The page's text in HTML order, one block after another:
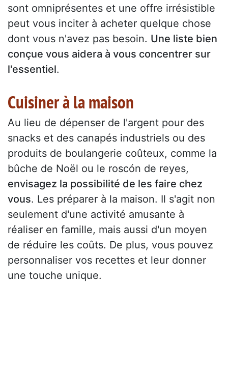
sont omniprésentes et une offre irrésistible
peut vous inciter à acheter quelque chose
dont vous n'avez pas besoin. Une liste bien
conçue vous aidera à vous concentrer sur
l'essentiel.
Cuisiner à la maison
Au lieu de dépenser de l'argent pour des
snacks et des canapés industriels ou des
produits de boulangerie coûteux, comme la
bûche de Noël ou le roscón de reyes,
envisagez la possibilité de les faire chez
vous. Les préparer à la maison. Il s'agit non
seulement d'une activité amusante à
réaliser en famille, mais aussi d'un moyen
de réduire les coûts. De plus, vous pouvez
personnaliser vos recettes et leur donner
une touche unique.